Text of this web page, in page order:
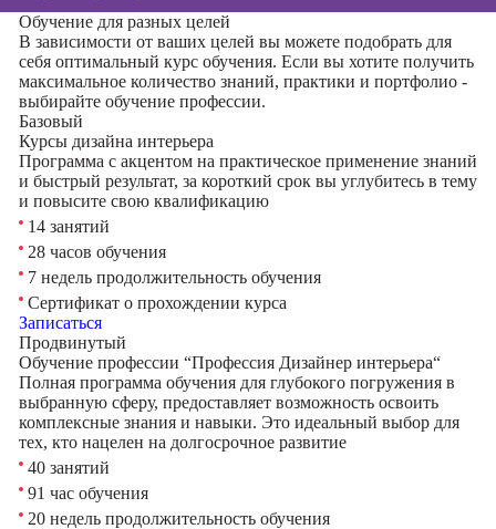
Обучение для разных целей
В зависимости от ваших целей вы можете подобрать для
себя оптимальный курс обучения. Если вы хотите получить
максимальное количество знаний, практики и портфолио -
выбирайте обучение профессии.
Базовый
Курсы дизайна интерьера
Программа с акцентом на практическое применение знаний
и быстрый результат, за короткий срок вы углубитесь в тему
и повысите свою квалификацию
14 занятий
28 часов обучения
7 недель продолжительность обучения
Сертификат о прохождении курса
Записаться
Продвинутый
Обучение профессии “Профессия Дизайнер интерьера“
Полная программа обучения для глубокого погружения в
выбранную сферу, предоставляет возможность освоить
комплексные знания и навыки. Это идеальный выбор для
тех, кто нацелен на долгосрочное развитие
40 занятий
91 час обучения
20 недель продолжительность обучения